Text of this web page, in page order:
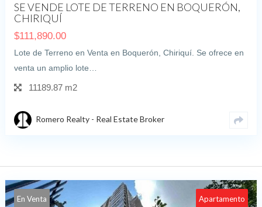
SE VENDE LOTE DE TERRENO EN BOQUERÓN,
CHIRIQUÍ
$111,890.00
Lote de Terreno en Venta en Boquerón, Chiriquí. Se ofrece en
venta un amplio lote…
11189.87 m2
Romero Realty - Real Estate Broker
En Venta Apartamento